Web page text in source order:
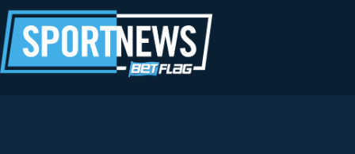
al
contenuto